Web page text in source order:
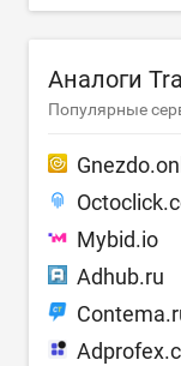
Аналоги
Популярные
Mybid.io
Adhub.ru